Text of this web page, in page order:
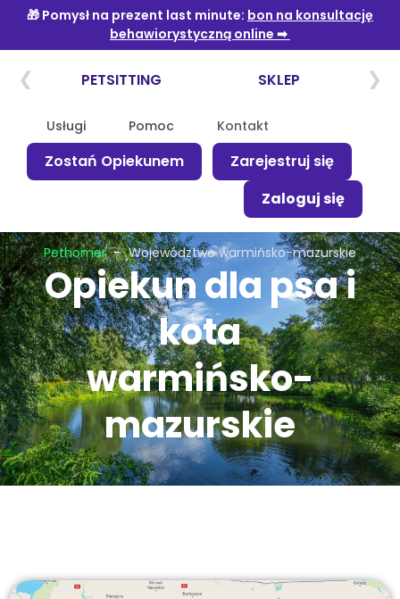
Usługi Pomoc Kontakt
Zostań Opiekunem
Zarejestruj się
Zaloguj się
Pethomer – Województwo warmińsko-mazurskie
Opiekun dla psa i
kota
warmińsko-
mazurskie